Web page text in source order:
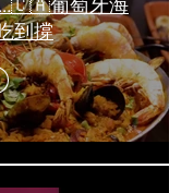
…🇨🇦葡萄牙海
到撐